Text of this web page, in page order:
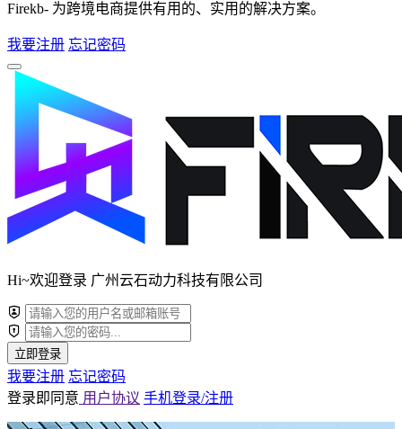
Firekb- 为跨境电商提供有用的、实用的解决方案。
我要注册 忘记密码
Hi~欢迎登录 广州云石动力科技有限公司
立即登录
我要注册 忘记密码
登录即同意 用户协议 手机登录/注册